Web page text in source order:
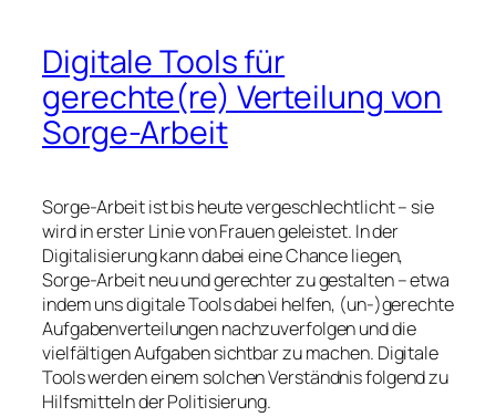
Digitale Tools für
gerechte(re) Verteilung von
Sorge-Arbeit
Sorge-Arbeit ist bis heute vergeschlechtlicht – sie
wird in erster Linie von Frauen geleistet. In der
Digitalisierung kann dabei eine Chance liegen,
Sorge-Arbeit neu und gerechter zu gestalten – etwa
indem uns digitale Tools dabei helfen, (un-)gerechte
Aufgabenverteilungen nachzuverfolgen und die
vielfältigen Aufgaben sichtbar zu machen. Digitale
Tools werden einem solchen Verständnis folgend zu
Hilfsmitteln der Politisierung.